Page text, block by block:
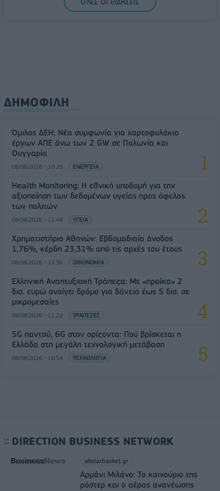
Ελλάδα στη μεγάλη τεχνολογική μετάβαση
ΔΗΜΟΦΙΛΗ
Όμιλος ΔΕΗ: Νέα συμφωνία για χαρτοφυλάκιο
έργων ΑΠΕ άνω των 2 GW σε Πολωνία και
Ουγγαρία
08/08/2026 - 10:26 ΕΝΕΡΓΕΙΑ
Health Monitoring: Η εθνική υποδομή για την
αξιοποίηση των δεδομένων υγείας προς όφελος
των πολιτών
08/08/2026 - 11:48 ΥΓΕΙΑ
Χρηματιστήριο Αθηνών: Εβδομαδιαία άνοδος
1,76%, κέρδη 23,31% από τις αρχές του έτους
08/08/2026 - 12:36 ΟΙΚΟΝΟΜΙΑ
Ελληνική Αναπτυξιακή Τράπεζα: Με «προίκα» 2
δισ. ευρώ ανοίγει δρόμο για δάνεια έως 5 δισ. σε
μικρομεσαίες
08/08/2026 - 11:22 ΤΡΑΠΕΖΕΣ
5G παντού, 6G στον ορίζοντα: Πού βρίσκεται η
Ελλάδα στη μεγάλη τεχνολογική μετάβαση
08/08/2026 - 10:54 ΤΕΧΝΟΛΟΓΙΑ
DIRECTION BUSINESS NETWORK
allstarbasket.gr
Αρμάνι Μιλάνο: Το καινούριο της
ρόστερ και ο αέρας ανανέωσης